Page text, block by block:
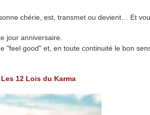
chérie, est, transmet ou devient… Et
jour anniversaire.
good" et, en toute continuité le bon
Les 12 Lois du Karma